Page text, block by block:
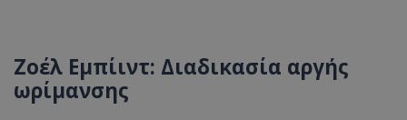
Ζοέλ Εμπίιντ: Διαδικασία αργής
ωρίμανσης